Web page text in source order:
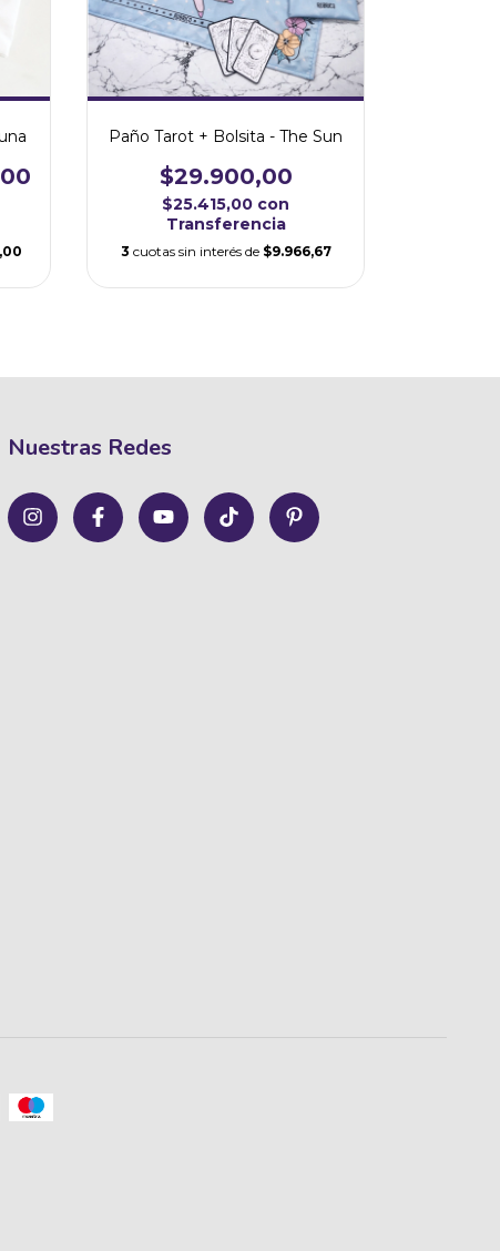
Paño Tarot + Bolsita - The Sun
$29.900,00
$25.415,00 con
Transferencia
3 cuotas sin interés de $9.966,67
Nuestras Redes